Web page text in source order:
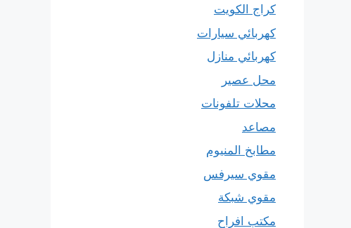
كراج الكويت
كهربائي سيارات
كهربائي منازل
محل عصير
محلات تلفونات
مصاعد
مطابخ المنيوم
مقوي سيرفس
مقوي شبكة
مكتب افراح